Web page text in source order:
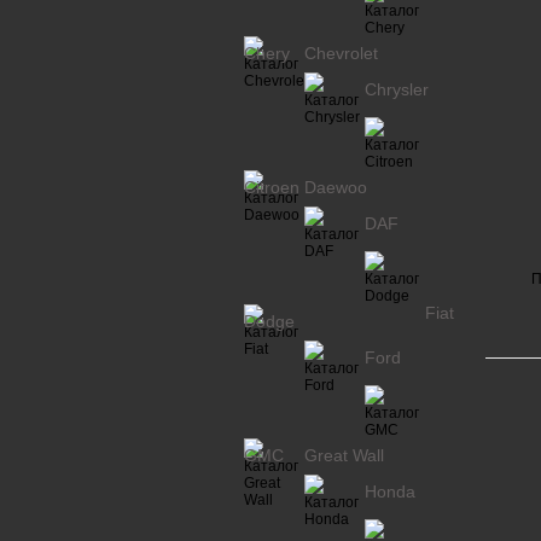
Chery
Chevrolet
Chrysler
Citroen Daewoo
DAF
Dodge Fiat
Ford
GMC
Great Wall
Honda